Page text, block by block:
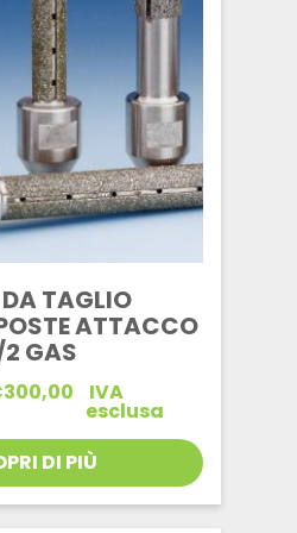
DA TAGLIO
ATTACCO
2 GAS
300,00
Fascia
di
da
€100,00
a
€300,00
IVA
esclusa
DI PIÙ